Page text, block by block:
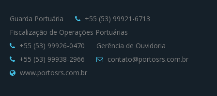
Guarda Portuária
+55 (53) 99921-6713
Fiscalização de Operações Portuárias
+55 (53) 99926-0470
Gerência de Ouvidoria
+55 (53) 99938-2966
contato@portosrs.com.br
www.portosrs.com.br